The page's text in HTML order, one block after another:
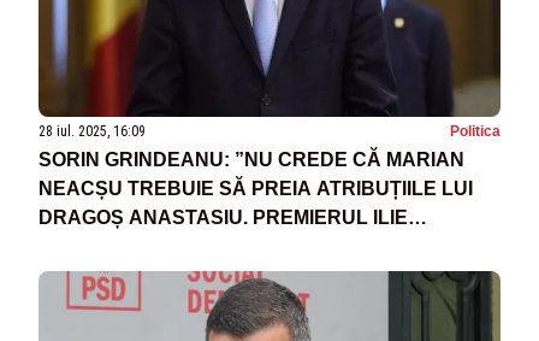
28 iul. 2025, 16:09 Politica
SORIN GRINDEANU: ”NU CREDE CĂ MARIAN
NEACȘU TREBUIE SĂ PREIA ATRIBUȚIILE LUI
DRAGOȘ ANASTASIU. PREMIERUL ILIE